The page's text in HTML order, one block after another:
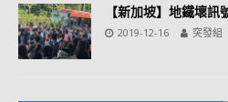
【新加坡】地鐵壞
2019-12-16 突發組